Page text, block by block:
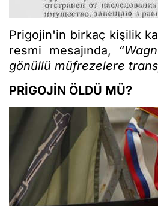
Prigojin'in birkaç kişilik
resmi mesajında,
gönüllü müfrezelere
PRİGOJİN ÖLDÜ MÜ?